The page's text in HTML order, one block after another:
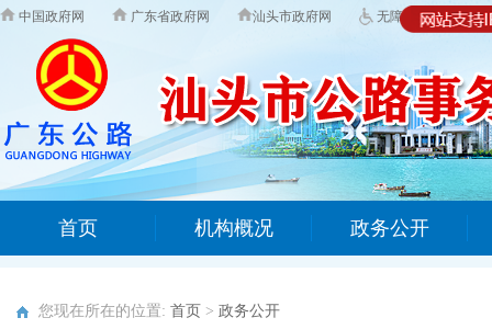
中国政府网 广东省政府网 汕头市政府网 无障碍版
首页 机构概况 政务公开
您现在所在的位置: 首页 > 政务公开